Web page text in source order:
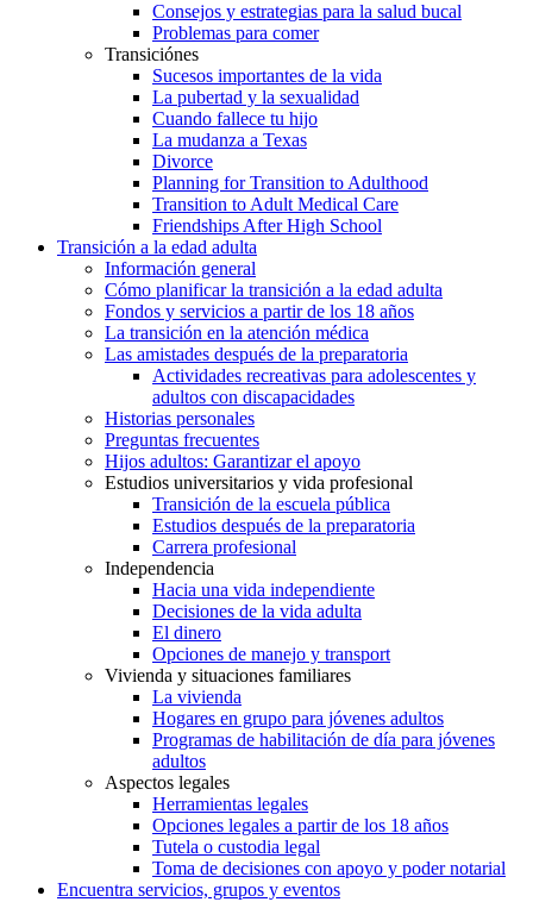
Consejos y estrategias para la salud bucal
Problemas para comer
Transiciónes
Sucesos importantes de la vida
La pubertad y la sexualidad
Cuando fallece tu hijo
La mudanza a Texas
Divorce
Planning for Transition to Adulthood
Transition to Adult Medical Care
Friendships After High School
Transición a la edad adulta
Información general
Cómo planificar la transición a la edad adulta
Fondos y servicios a partir de los 18 años
La transición en la atención médica
Las amistades después de la preparatoria
Actividades recreativas para adolescentes y
adultos con discapacidades
Historias personales
Preguntas frecuentes
Hijos adultos: Garantizar el apoyo
Estudios universitarios y vida profesional
Transición de la escuela pública
Estudios después de la preparatoria
Carrera profesional
Independencia
Hacia una vida independiente
Decisiones de la vida adulta
El dinero
Opciones de manejo y transport
Vivienda y situaciones familiares
La vivienda
Hogares en grupo para jóvenes adultos
Programas de habilitación de día para jóvenes
adultos
Aspectos legales
Herramientas legales
Opciones legales a partir de los 18 años
Tutela o custodia legal
Toma de decisiones con apoyo y poder notarial
Encuentra servicios, grupos y eventos